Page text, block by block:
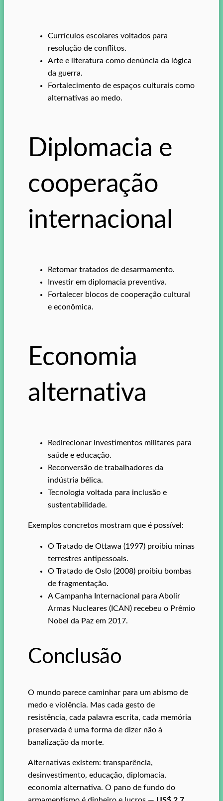
Currículos escolares voltados para
resolução de conflitos.
Arte e literatura como denúncia da lógica
da guerra.
Fortalecimento de espaços culturais como
alternativas ao medo.
Diplomacia e
cooperação
internacional
Retomar tratados de desarmamento.
Investir em diplomacia preventiva.
Fortalecer blocos de cooperação cultural
e econômica.
Economia
alternativa
Redirecionar investimentos militares para
saúde e educação.
Reconversão de trabalhadores da
indústria bélica.
Tecnologia voltada para inclusão e
sustentabilidade.
Exemplos concretos mostram que é possível:
O Tratado de Ottawa (1997) proibiu minas
terrestres antipessoais.
O Tratado de Oslo (2008) proibiu bombas
de fragmentação.
A Campanha Internacional para Abolir
Armas Nucleares (ICAN) recebeu o Prêmio
Nobel da Paz em 2017.
Conclusão
O mundo parece caminhar para um abismo de
medo e violência. Mas cada gesto de
resistência, cada palavra escrita, cada memória
preservada é uma forma de dizer não à
banalização da morte.
Alternativas existem: transparência,
desinvestimento, educação, diplomacia,
economia alternativa. O pano de fundo do